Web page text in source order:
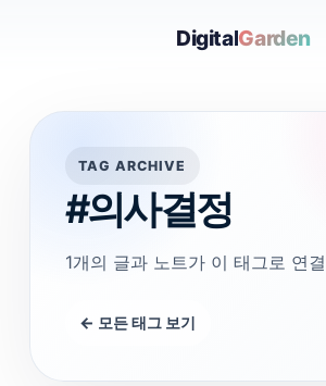
DigitalGarden
TAG ARCHIVE
#의사결정
1개의 글과 노트가 이 태그로 연
← 모든 태그 보기